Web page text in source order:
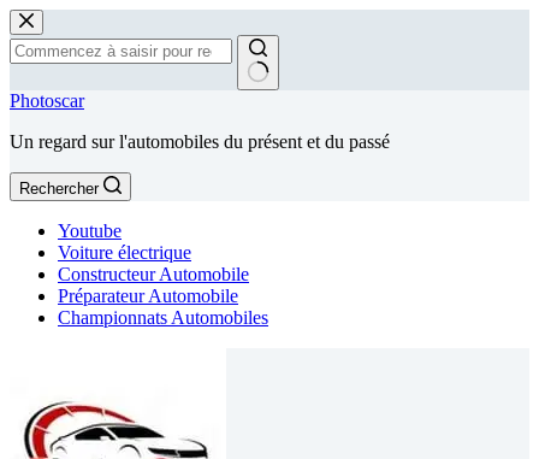
Passer
au
contenu
Aucun
Photoscar
Un regard sur l'automobiles du présent et du passé
Rechercher
Youtube
Voiture électrique
Constructeur Automobile
Préparateur Automobile
Championnats Automobiles